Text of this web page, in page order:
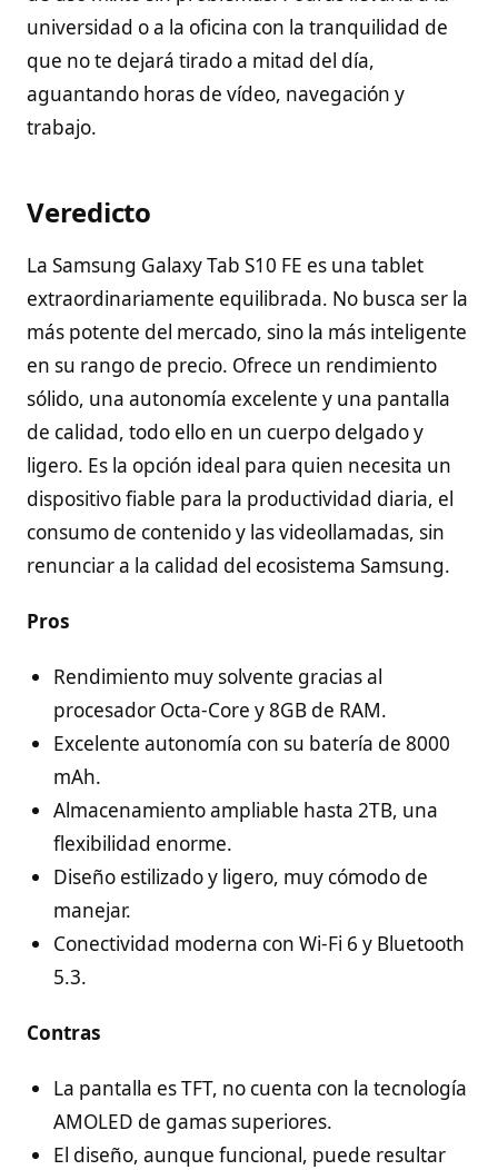
universidad o a la oficina con la tranquilidad de
que no te dejará tirado a mitad del día,
aguantando horas de vídeo, navegación y
trabajo.
Veredicto
La Samsung Galaxy Tab S10 FE es una tablet
extraordinariamente equilibrada. No busca ser la
más potente del mercado, sino la más inteligente
en su rango de precio. Ofrece un rendimiento
sólido, una autonomía excelente y una pantalla
de calidad, todo ello en un cuerpo delgado y
ligero. Es la opción ideal para quien necesita un
dispositivo fiable para la productividad diaria, el
consumo de contenido y las videollamadas, sin
renunciar a la calidad del ecosistema Samsung.
Pros
Rendimiento muy solvente gracias al
procesador Octa-Core y 8GB de RAM.
Excelente autonomía con su batería de 8000
mAh.
Almacenamiento ampliable hasta 2TB, una
flexibilidad enorme.
Diseño estilizado y ligero, muy cómodo de
manejar.
Conectividad moderna con Wi-Fi 6 y Bluetooth
5.3.
Contras
La pantalla es TFT, no cuenta con la tecnología
AMOLED de gamas superiores.
El diseño, aunque funcional, puede resultar